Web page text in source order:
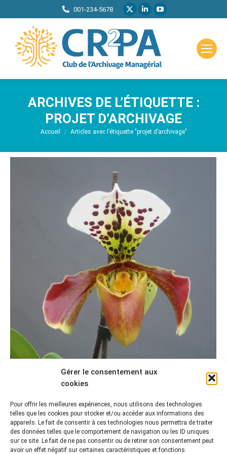
Gérer le consentement aux
cookies
Pour offrir les meilleures expériences, nous utilisons des technologies
telles que les cookies pour stocker et/ou accéder aux informations des
appareils. Le fait de consentir à ces technologies nous permettra de traiter
des données telles que le comportement de navigation ou les ID uniques
sur ce site. Le fait de ne pas consentir ou de retirer son consentement peut
avoir un effet négatif sur certaines caractéristiques et fonctions.
001-234-5678
La
X
s'ouvre
dans
fenêtre
La
LinkedIn
s'ouvre
dans
fenêtre
La
fenêtre
ARCHIVES DE L’ÉTIQUETTE :
PROJET D’ARCHIVAGE
Vous êtes ici :
Accueil Articles avec l’étiquette "projet d’archivage"
LE MOOC, UN LEVIER POUR LE PROJET
Rencontres du CR2PA ParCR2PA 14 avril 2015
La manifestation du CR2PA « Le MOOC, un levier pour
le projet d’archivage » s’est déroulée le vendredi 3 avril
en fin de matinée, après l’assemblée générale du Club